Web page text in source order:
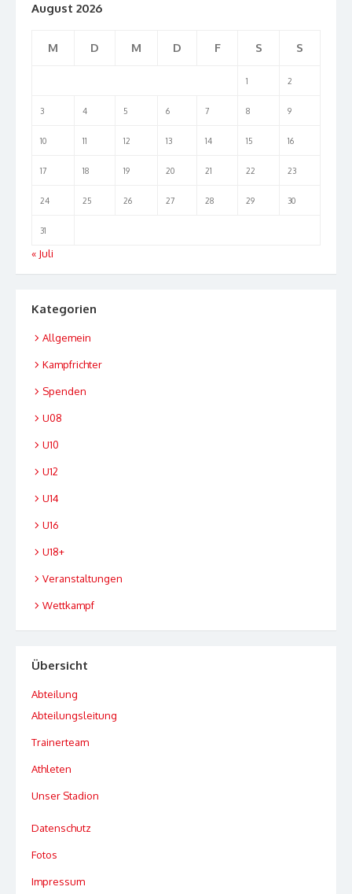
August 2026
M D M D F S S
1 2
3 4 5 6 7 8 9
10 11 12 13 14 15 16
17 18 19 20 21 22 23
24 25 26 27 28 29 30
31
« Juli
Kategorien
Allgemein
Kampfrichter
Spenden
U08
U10
U12
U14
U16
U18+
Veranstaltungen
Wettkampf
Übersicht
Abteilung
Abteilungsleitung
Trainerteam
Athleten
Unser Stadion
Datenschutz
Fotos
Impressum